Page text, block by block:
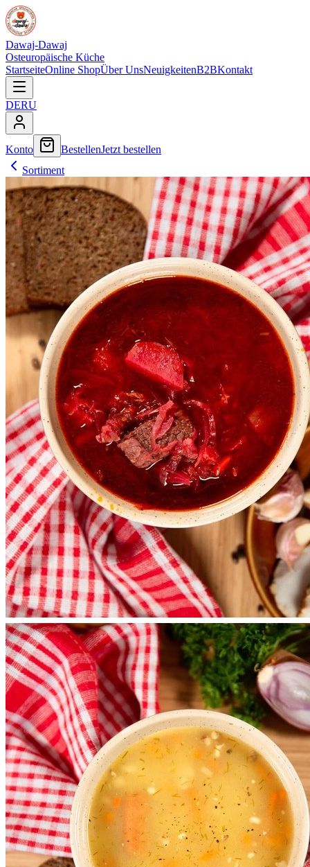
Dawaj-Dawaj
Osteuropäische Küche
StartseiteOnline ShopÜber UnsNeuigkeitenB2BKontakt
DERU
Konto BestellenJetzt bestellen
Sortiment